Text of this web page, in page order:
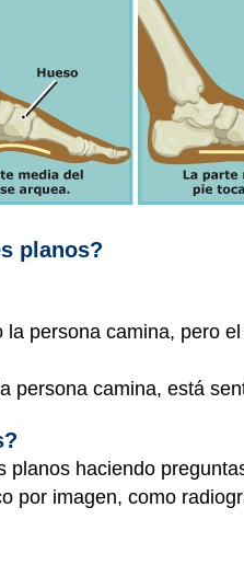
planos?
la persona camina, pero
persona camina, está
haciendo
por imagen, como